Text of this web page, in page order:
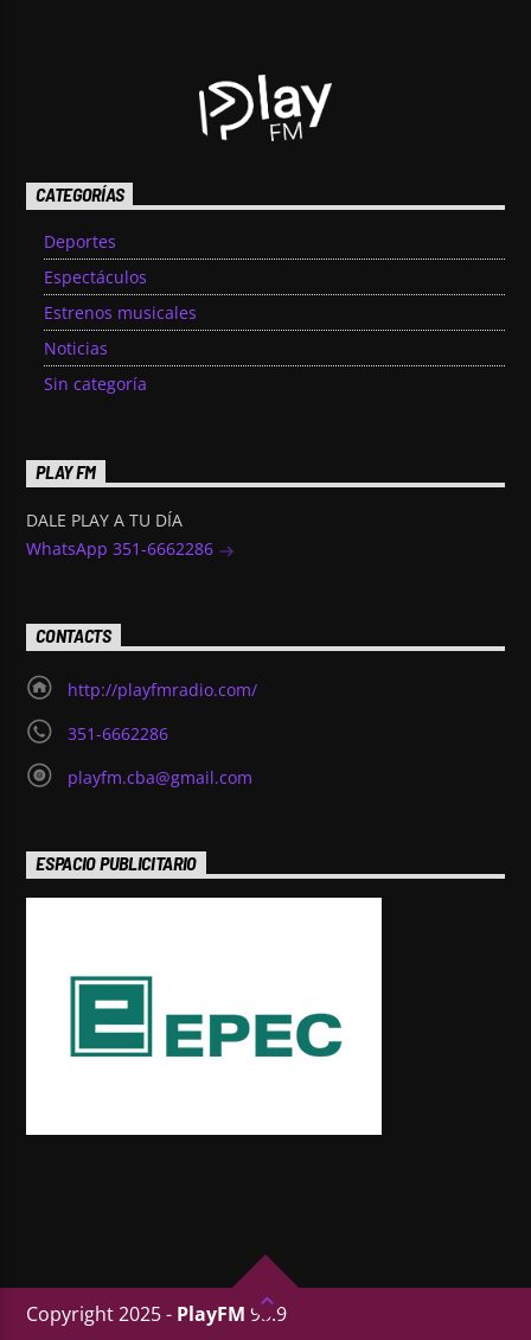
CATEGORÍAS
Deportes
Espectáculos
Estrenos musicales
Noticias
Sin categoría
PLAY FM
DALE PLAY A TU DÍA
WhatsApp 351-6662286
CONTACTS
http://playfmradio.com/
351-6662286
playfm.cba@gmail.com
ESPACIO PUBLICITARIO
Copyright 2025 - PlayFM 95.9